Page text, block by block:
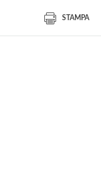
STAMPA